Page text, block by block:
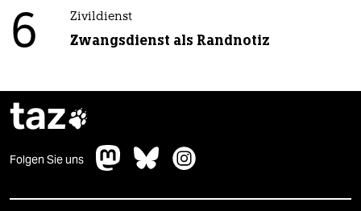
6 Zivildienst
Zwangsdienst als Randnotiz
taz
Folgen Sie uns